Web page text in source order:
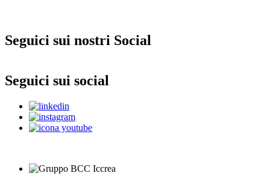
Seguici sui nostri Social
Seguici sui social